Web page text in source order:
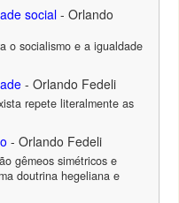
social - Orlando
o socialismo e a igualdade
- Orlando Fedeli
repete literalmente as
- Orlando Fedeli
gêmeos simétricos e
doutrina hegeliana e